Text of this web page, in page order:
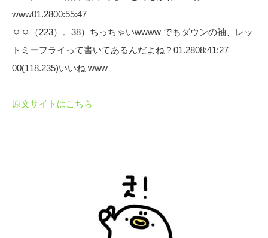
www01.2800:55:47
ㅇㅇ（223）。38）ちっちゃいwwww でもダウンの袖、レッ
トミーフライって書いてあるんだよね？01.2808:41:27
00(118.235)いいね www
原文サイトはこちら